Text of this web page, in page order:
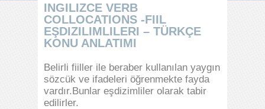
INGILIZCE VERB
COLLOCATIONS -FIIL
EŞDIZILIMLILERI – TÜRKÇE
KONU ANLATIMI
Belirli fiiller ile beraber kullanılan yaygın
sözcük ve ifadeleri öğrenmekte fayda
vardır.Bunlar eşdizimliler olarak tabir
edilirler.